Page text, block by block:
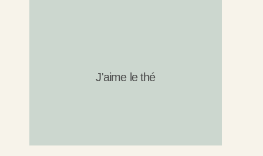
J'aime le thé
J'en bois beaucoup et peu importe la saison ! J'en